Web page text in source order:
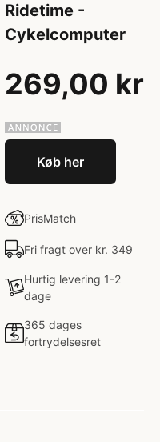
Ridetime -
Cykelcomputer
269,00 kr
Køb her
PrisMatch
Fri fragt over kr. 349
Hurtig levering 1-2
dage
365 dages
fortrydelsesret